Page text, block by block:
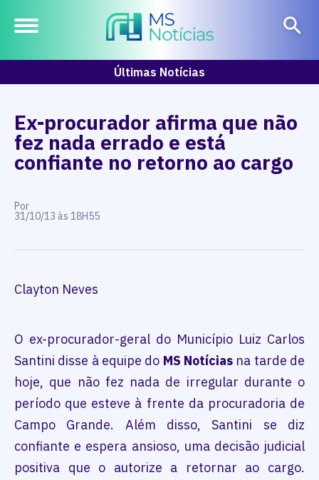
Últimas Notícias
Ex-procurador afirma que não
fez nada errado e está
confiante no retorno ao cargo
Por
31/10/13 às 18H55
Clayton Neves
O ex-procurador-geral do Município Luiz Carlos
Santini disse à equipe do MS Notícias na tarde de
hoje, que não fez nada de irregular durante o
período que esteve à frente da procuradoria de
Campo Grande. Além disso, Santini se diz
confiante e espera ansioso, uma decisão judicial
positiva que o autorize a retornar ao cargo.